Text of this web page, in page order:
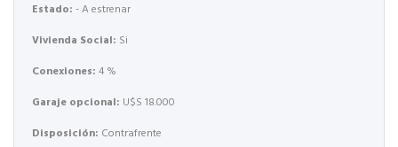
Estado: - A estrenar
Vivienda Social: Si
Conexiones: 4 %
Garaje opcional: U$S 18.000
Disposición: Contrafrente